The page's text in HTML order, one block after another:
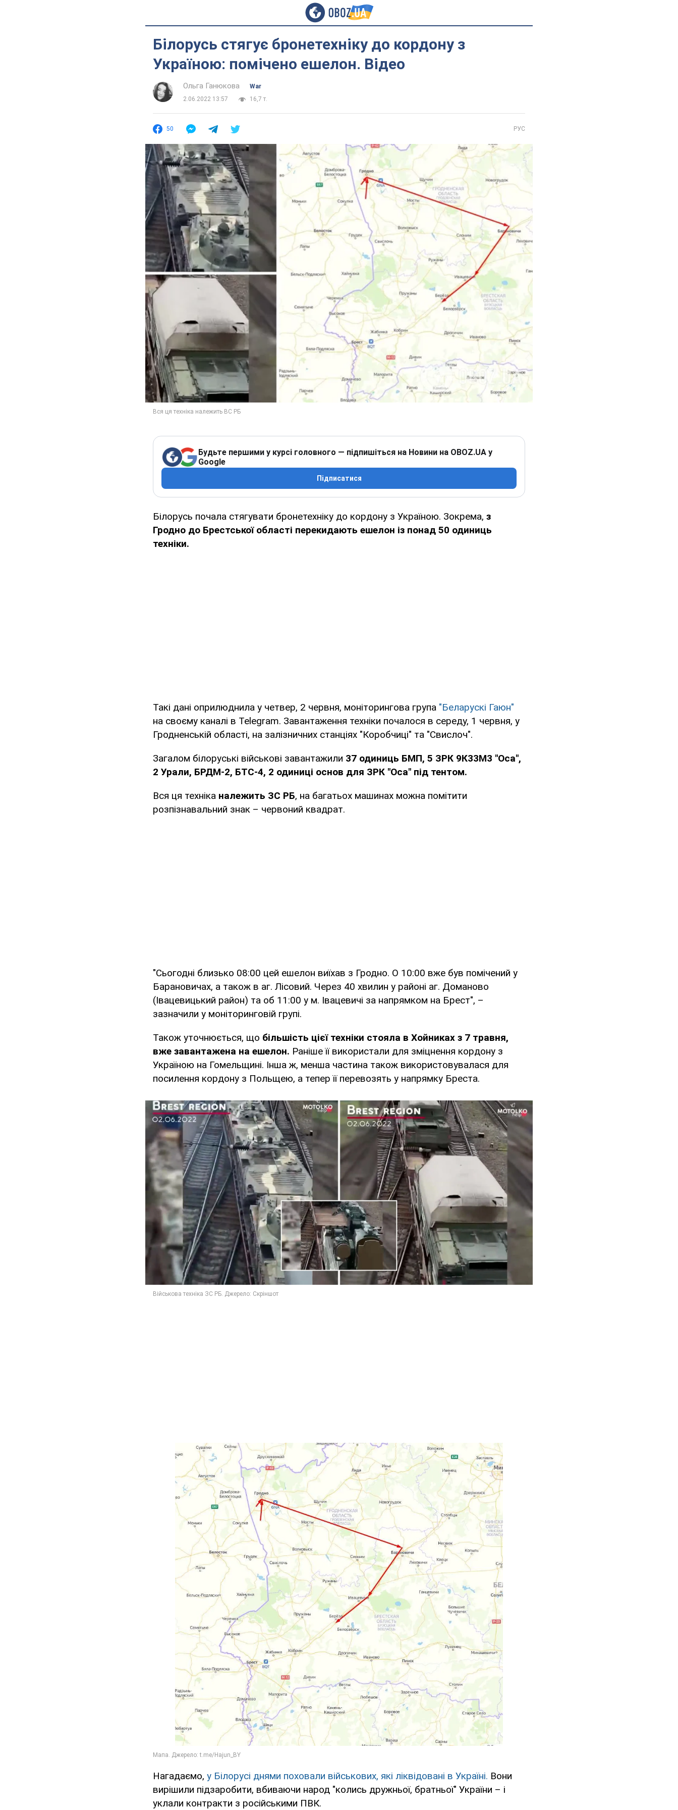
Білорусь стягує бронетехніку до кордону з
Україною: помічено ешелон. Відео
Ольга Ганюкова
War
2.06.2022 13:57
16,7 т.
50 РУС
Будьте першими у курсі головного — підпишіться на Новини на OBOZ.UA у
Google
Підписатися
Білорусь почала стягувати бронетехніку до кордону з Україною. Зокрема, з
Гродно до Брестської області перекидають ешелон із понад 50 одиниць
техніки.
Такі дані оприлюднила у четвер, 2 червня, моніторингова група "Беларускі Гаюн"
на своєму каналі в Telegram. Завантаження техніки почалося в середу, 1 червня, у
Гродненській області, на залізничних станціях "Коробчиці" та "Свислоч".
Загалом білоруські військові завантажили 37 одиниць БМП, 5 ЗРК 9К33М3 "Оса",
2 Урали, БРДМ-2, БТС-4, 2 одиниці основ для ЗРК "Оса" під тентом.
Вся ця техніка належить ЗС РБ, на багатьох машинах можна помітити
розпізнавальний знак – червоний квадрат.
"Сьогодні близько 08:00 цей ешелон виїхав з Гродно. О 10:00 вже був помічений у
Барановичах, а також в аг. Лісовий. Через 40 хвилин у районі аг. Доманово
(Івацевицький район) та об 11:00 у м. Івацевичі за напрямком на Брест", –
зазначили у моніторинговій групі.
Також уточнюється, що більшість цієї техніки стояла в Хойниках з 7 травня,
вже завантажена на ешелон. Раніше її використали для зміцнення кордону з
Україною на Гомельщині. Інша ж, менша частина також використовувалася для
посилення кордону з Польщею, а тепер її перевозять у напрямку Бреста.
Нагадаємо, у Білорусі днями поховали військових, які ліквідовані в Україні. Вони
вирішили підзаробити, вбиваючи народ "колись дружньої, братньої" України – і
уклали контракти з російськими ПВК.